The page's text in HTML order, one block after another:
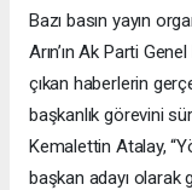
Bazı basın yayın
Arın’ın Ak Parti
çıkan haberlerin
başkanlık görevini
Kemalettin Atalay,
başkan adayı olarak